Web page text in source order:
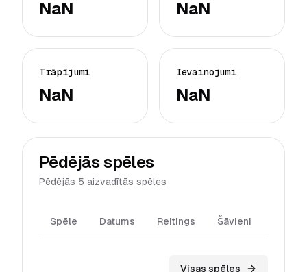
NaN NaN
Trāpījumi
NaN
Ievainojumi
NaN
Pēdējās spēles
Pēdējās 5 aizvadītās spēles
Spēle Datums Reitings Šāvieni
Visas spēles